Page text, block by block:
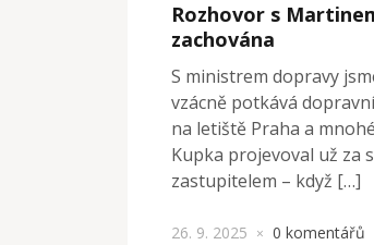
Rozhovor s
zachována
S ministrem dopravy
vzácně potkává
na letiště Praha a
Kupka projevoval už za
zastupitelem – když […]
26. 9. 2025 × 0 komentářů